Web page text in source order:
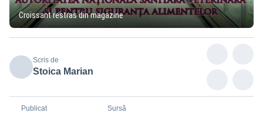
Croissant restras din magazine
Scris de
Stoica Marian
Publicat Sursă